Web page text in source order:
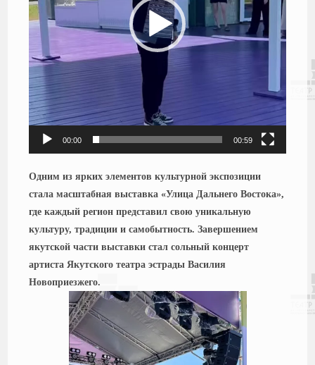
00:00 00:59
Одним из ярких элементов культурной экспозиции
стала масштабная выставка «Улица Дальнего Востока»,
где каждый регион представил свою уникальную
культуру, традиции и самобытность. Завершением
якутской части выставки стал сольный концерт
артиста Якутского театра эстрады Василия
Новоприезжего.